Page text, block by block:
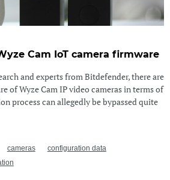
Cam IoT camera firmware
and experts from Bitdefender, there are
of Wyze Cam IP video cameras in terms of
process can allegedly be bypassed quite
cameras
configuration data